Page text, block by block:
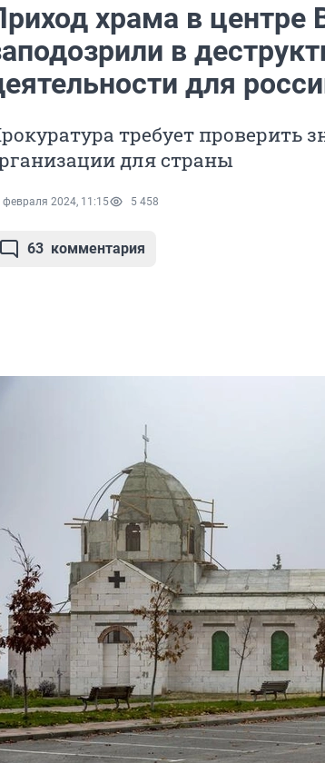
храма в центре
в
для
требует проверить
для страны
февраля 2024, 11:15 5 458
63 комментария